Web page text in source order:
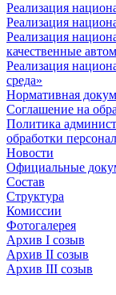
Реализация
Реализация
Реализация
качественные
Реализация
среда»
Нормативная
Соглашение на
Политика
обработки
Новости
Официальные
Состав
Структура
Комиссии
Фотогалерея
Архив I созыв
Архив II созыв
Архив III созыв